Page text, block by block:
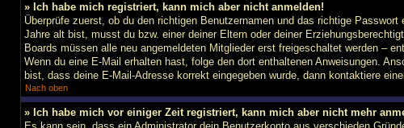
» Ich habe mich registriert, kann mich aber nicht anmelden!
Überprüfe zuerst, ob du den richtigen Benutzernamen und das richtige
Jahre alt bist, musst du bzw. einer deiner Eltern oder deiner
Boards müssen alle neu angemeldeten Mitglieder erst freigeschaltet werden –
Wenn du eine E-Mail erhalten hast, folge den dort enthaltenen Anweisungen.
bist, dass deine E-Mail-Adresse korrekt eingegeben wurde, dann kontaktiere
Nach oben
» Ich habe mich vor einiger Zeit registriert, kann mich aber nicht mehr